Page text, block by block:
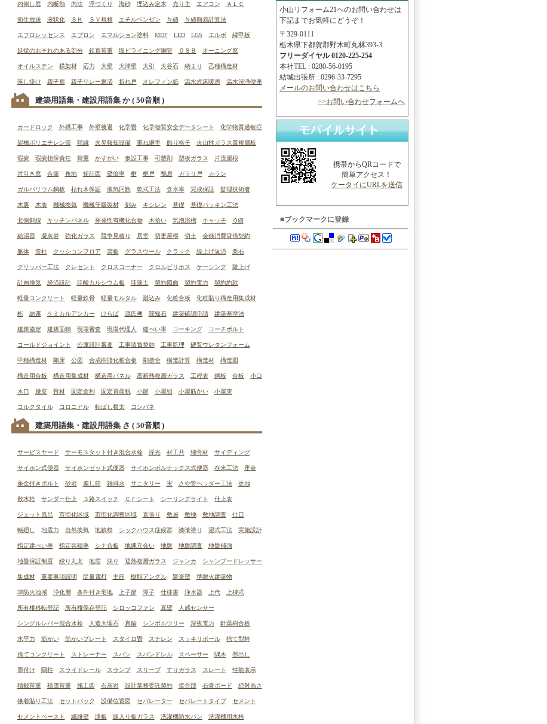
内倒し窓 内断熱 内法 浮づくり 海砂 埋込み定木 売り主 エアコン ＡＬＣ
衛生放送 液状化 ＳＫ ＳＶ規格 エチルベンゼン Ｎ値 Ｎ値簡易計算法
エフロレッセンス エプロン エマルション塗料 MDF LED LGS エルボ 縁甲板
延焼のおそれのある部分 鉛直荷重 塩ビライニング鋼管 ＯＳＢ オーニング窓
オイルステン 横架材 応力 大壁 大津壁 大引 大谷石 納まり 乙種構造材
落し掛け 親子扉 親子リレー返済 折れ戸 オレフィン紙 温水式床暖房 温水洗浄便座
建築用語集・建設用語集 か( 50音順 )
カードロック 外構工事 外壁後退 化学畳 化学物質安全データシート 化学物質過敏症
架橋ポリエチレン管 額縁 火災報知設備 重ね継手 飾り格子 火山性ガラス質複層板
瑕疵 瑕疵担保責任 荷重 かすがい 仮設工事 可塑剤 型板ガラス 片流屋根
片引き窓 合筆 角地 矩計図 壁倍率 框 框戸 鴨居 ガラリ戸 カラン
ガルバリウム鋼板 枯れ木保証 換気回数 乾式工法 含水率 完成保証 監理技術者
木裏 木表 機械換気 機械等級製材 刻み キシレン 基礎 基礎パッキン工法
北側斜線 キッチンパネル 揮発性有機化合物 木拾い 気泡浴槽 キャッチ Ｑ値
給湯器 凝灰岩 強化ガラス 競争見積り 居室 切妻屋根 切土 金銭消費貸借契約
躯体 管柱 クッションフロア 雲板 グラスウール クラック 繰上げ返済 栗石
グリッパー工法 クレセント クロスコーナー クロルピリホス ケーシング 蹴上げ
計画換気 経済設計 珪酸カルシウム板 珪藻土 契約図面 契約電力 契約約款
軽量コンクリート 軽量鉄骨 軽量モルタル 蹴込み 化粧合板 化粧貼り構造用集成材
桁 結露 ケミカルアンカー けらば 源氏襖 間知石 建築確認申請 建築基準法
建築協定 建築面積 現場審査 現場代理人 建ぺい率 コーキング コーチボルト
コールドジョイント 公庫設計審査 工事請負契約 工事監理 硬質ウレタンフォーム
甲種構造材 剛床 公図 合成樹脂化粧合板 剛接合 構造計算 構造材 構造図
構造用合板 構造用集成材 構造用パネル 高断熱複層ガラス 工程表 鋼板 合板 小口
木口 腰窓 骨材 固定金利 固定資産税 小節 小屋組 小屋筋かい 小屋束
コルクタイル コロニアル 転ばし根太 コンパネ
建築用語集・建設用語集 さ ( 50音順 )
サービスヤード サーモスタット付き混合水栓 採光 材工共 細骨材 サイディング
サイホン式便器 サイホンゼット式便器 サイホンボルテックス式便器 在来工法 座金
座金付きボルト 砂岩 差し筋 雑排水 サニタリー 実 さや管ヘッダー工法 更地
散水栓 サンダー仕上 ３路スイッチ ＣＦシート シーリングライト 仕上表
ジェット風呂 市街化区域 市街化調整区域 直張り 敷居 敷地 敷地調査 仕口
軸廻し 地震力 自然換気 地鎮祭 シックハウス症候群 漆喰塗り 湿式工法 実施設計
指定建ぺい率 指定容積率 シナ合板 地縄立会い 地盤 地盤調査 地盤補強
地盤保証制度 絞り丸太 地窓 決り 遮熱複層ガラス ジャンカ シャンプードレッサー
集成材 重要事項説明 従量電灯 主筋 樹脂アングル 聚楽壁 準耐火建築物
準防火地域 浄化層 条件付き宅地 上子節 障子 仕様書 浄水器 上代 上棟式
所有権移転登記 所有権保存登記 シロッコファン 真壁 人感センサー
シングルレバー混合水栓 人造大理石 真鍮 シンボルツリー 深夜電力 針葉樹合板
水平力 筋かい 筋かいプレート スタイロ畳 スチレン スッキリポール 捨て型枠
捨てコンクリート ストレーナー スパン スパンドレル スペーサー 隅木 墨出し
墨付け 隅柱 スライドレール スランプ スリーブ すりガラス スレート 性能表示
積載荷重 積雪荷重 施工図 石灰岩 設計業務委託契約 接合部 石膏ボード 絶対高さ
接着貼り工法 セットバック 設備位置図 セパレーター セパレートタイプ セメント
セメントペースト 繊維壁 膳板 線入り板ガラス 洗濯機防水パン 洗濯機用水栓
小山リフォーム21へのお問い合わせは
下記までお気軽にどうぞ！
〒329-0111
栃木県下都賀郡野木町丸林393-3
フリーダイヤル 0120-225-254
本社TEL : 0280-56-0195
結城出張所 : 0296-33-7295
メールのお問い合わせはこちら
>>お問い合わせフォームへ
携帯からQRコードで
簡単アクセス！
ケータイにURLを送信
■ブックマークに登録